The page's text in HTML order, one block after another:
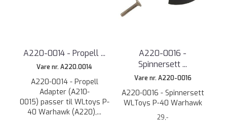
A220-0014 - Propell ...
Vare nr. A220.0014
A220-0014 - Propell
Adapter (A210-
0015) passer til WLtoys P-
40 Warhawk (A220),...
A220-0016 -
Spinnersett ...
Vare nr. A220-0016
A220-0016 - Spinnersett
WLToys P-40 Warhawk
29,-